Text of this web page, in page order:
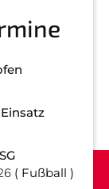
Fußball